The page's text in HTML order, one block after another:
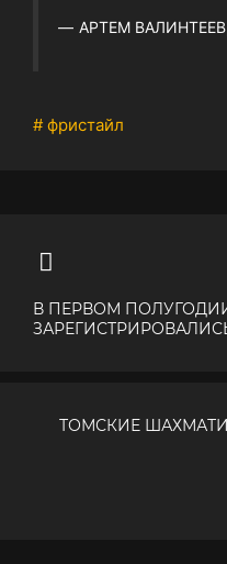
АРТЕМ
# фристайл
В ПЕРВОМ
ТОМСКИЕ